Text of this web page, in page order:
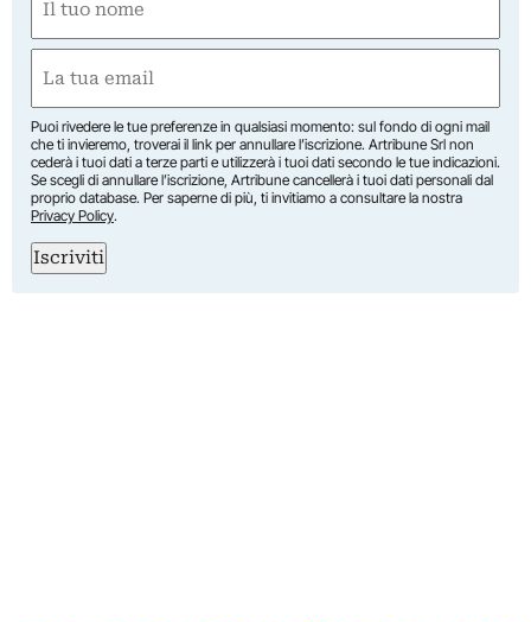
(Obbligatorio)
Nome
(Obbligatorio)
Puoi rivedere le tue preferenze in qualsiasi momento: sul fondo di ogni mail
che ti invieremo, troverai il link per annullare l’iscrizione. Artribune Srl non
cederà i tuoi dati a terze parti e utilizzerà i tuoi dati secondo le tue indicazioni.
Se scegli di annullare l’iscrizione, Artribune cancellerà i tuoi dati personali dal
proprio database. Per saperne di più, ti invitiamo a consultare la nostra
Privacy Policy.
Iscriviti